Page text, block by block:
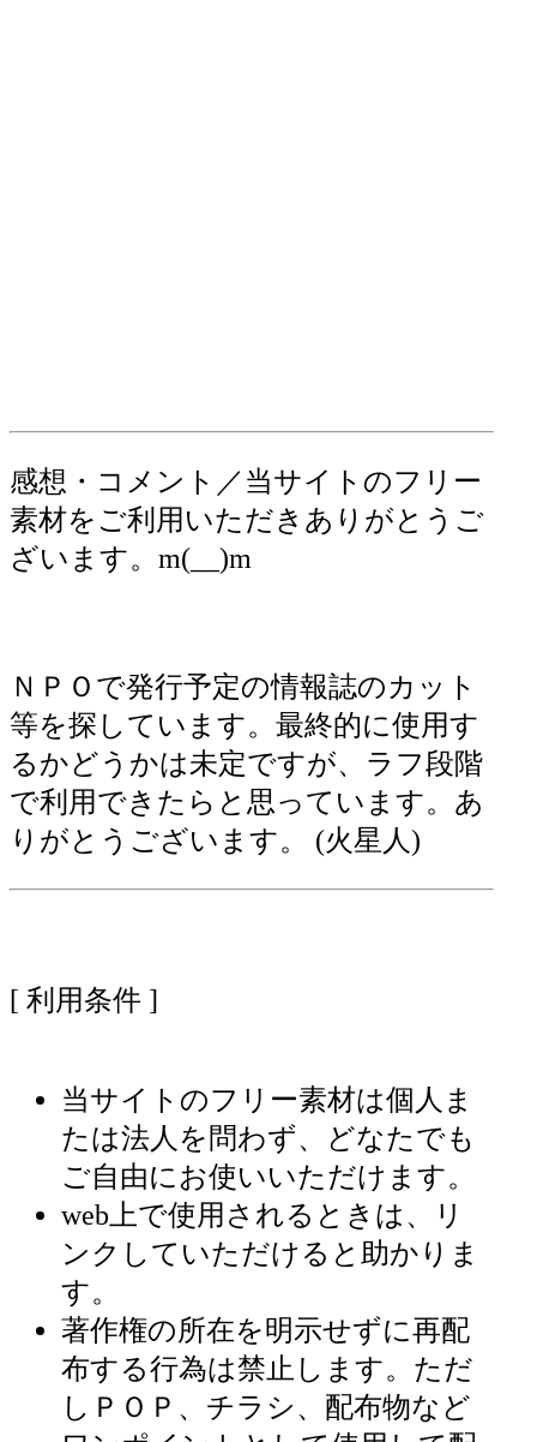
感想・コメント／当サイトのフリー
素材をご利用いただきありがとうご
ざいます。m(__)m
ＮＰＯで発行予定の情報誌のカット
等を探しています。最終的に使用す
るかどうかは未定ですが、ラフ段階
で利用できたらと思っています。あ
りがとうございます。 (火星人)
[ 利用条件 ]
当サイトのフリー素材は個人ま
たは法人を問わず、どなたでも
ご自由にお使いいただけます。
web上で使用されるときは、リ
ンクしていただけると助かりま
す。
著作権の所在を明示せずに再配
布する行為は禁止します。ただ
しＰＯＰ、チラシ、配布物など